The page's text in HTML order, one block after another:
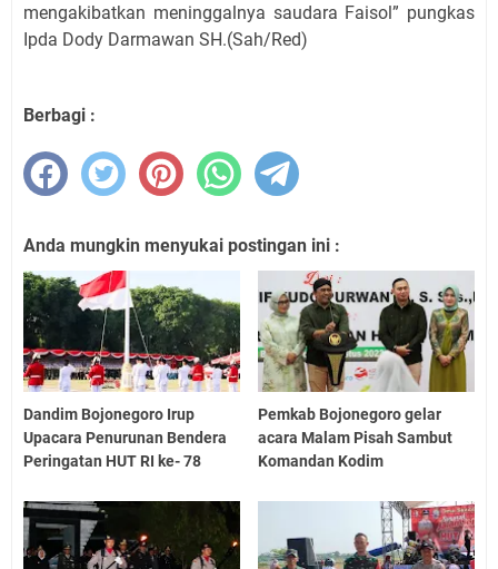
mengakibatkan meninggalnya saudara Faisol” pungkas
Ipda Dody Darmawan SH.(Sah/Red)
Berbagi :
Anda mungkin menyukai postingan ini :
Dandim Bojonegoro Irup
Upacara Penurunan Bendera
Peringatan HUT RI ke- 78
Pemkab Bojonegoro gelar
acara Malam Pisah Sambut
Komandan Kodim